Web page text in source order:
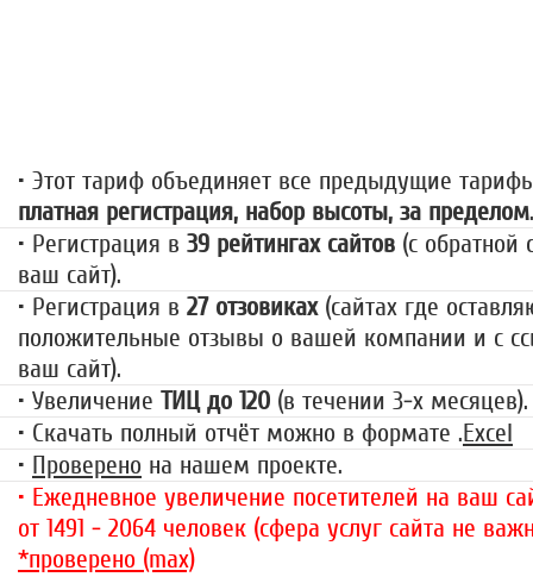
• Этот тариф объединяет все предыдущие
платная регистрация, набор высоты, за пределом.
• Регистрация в 39 рейтингах сайтов (с обратной
ваш сайт).
• Регистрация в 27 отзовиках(сайтах где
положительные отзывы о вашей компании и с
ваш сайт).
• Увеличение ТИЦ до 120 (в течении 3-х месяцев).
• Скачать полный отчёт можно в формате .Excel
• Проверено на нашем проекте.
• Ежедневное увеличение посетителей на ваш
от 1491 - 2064 человек (сфера услуг сайта не
*проверено (max)